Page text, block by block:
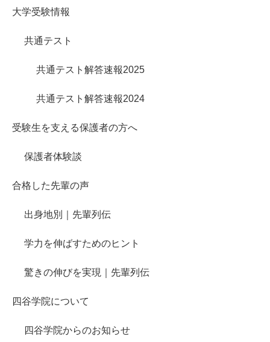
大学受験情報
共通テスト
共通テスト解答速報2025
共通テスト解答速報2024
受験生を支える保護者の方へ
保護者体験談
合格した先輩の声
出身地別｜先輩列伝
学力を伸ばすためのヒント
驚きの伸びを実現｜先輩列伝
四谷学院について
四谷学院からのお知らせ